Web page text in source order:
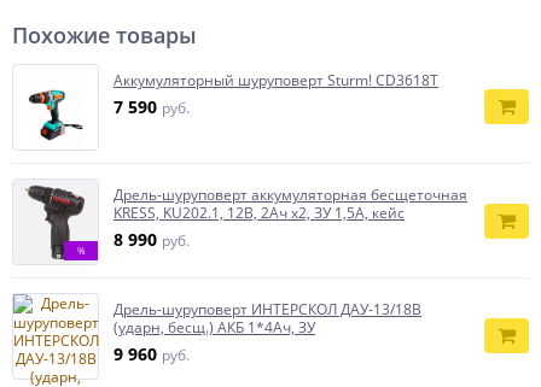
Похожие товары
Аккумуляторный шуруповерт Sturm! CD3618T
7 590 руб.
%
Дрель-шуруповерт аккумуляторная бесщеточная
KRESS, KU202.1, 12В, 2Ач x2, ЗУ 1,5А, кейс
8 990 руб.
Дрель-шуруповерт ИНТЕРСКОЛ ДАУ-13/18В
(ударн, бесщ.) АКБ 1*4Ач, ЗУ
9 960 руб.